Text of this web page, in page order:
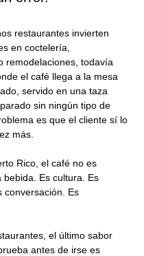
restaurantes invierten
en coctelería,
remodelaciones, todavía
el café llega a la mesa
servido en una taza
sin ningún tipo de
es que el cliente sí lo
más.
Rico, el café no es
bebida. Es cultura. Es
conversación. Es
el último sabor
antes de irse es